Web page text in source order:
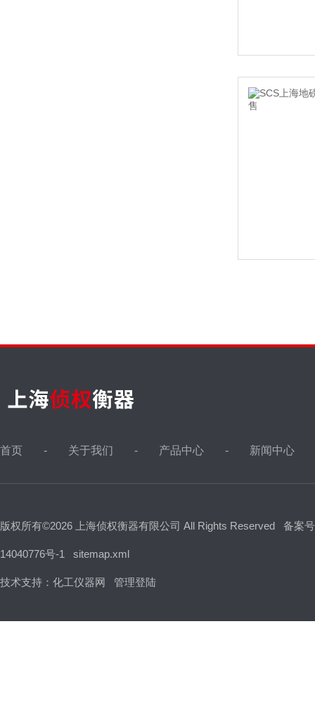
首页 关于我们 产品中心 新闻中心
版权所有©2026 上海侦权衡器有限公司 All Rights Reserved 备案
14040776号-1 sitemap.xml
技术支持： 化工仪器网 管理登陆